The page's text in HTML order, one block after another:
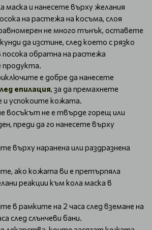
маска и нанесете върху желания
на растежа на косъма, слоя
не много тънък, оставете
да изстине, след което с рязко
посока обратна на растежа
е добре да нанесете
епилация, за да премахнете
успокоите кожата.
восъкът не е твърде горещ или
преди да го нанесете върху
върху наранена или раздразнена
ако кожата ви е претърпяла
реакции към кола маска в
в рамките на 2 часа след вземане на
след слънчеви бани.